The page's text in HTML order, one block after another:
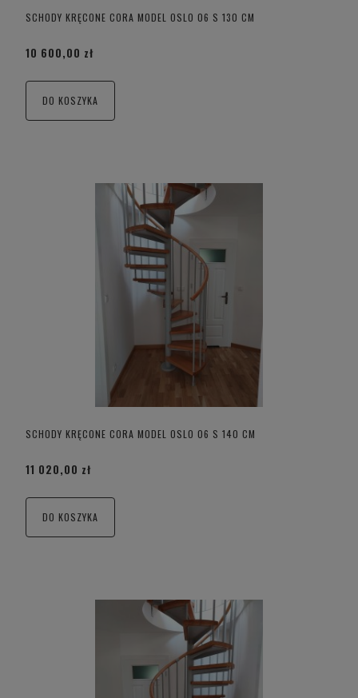
SCHODY KRĘCONE CORA MODEL OSLO 06 S 130 CM
10 600,00 zł
DO KOSZYKA
SCHODY KRĘCONE CORA MODEL OSLO 06 S 140 CM
11 020,00 zł
DO KOSZYKA